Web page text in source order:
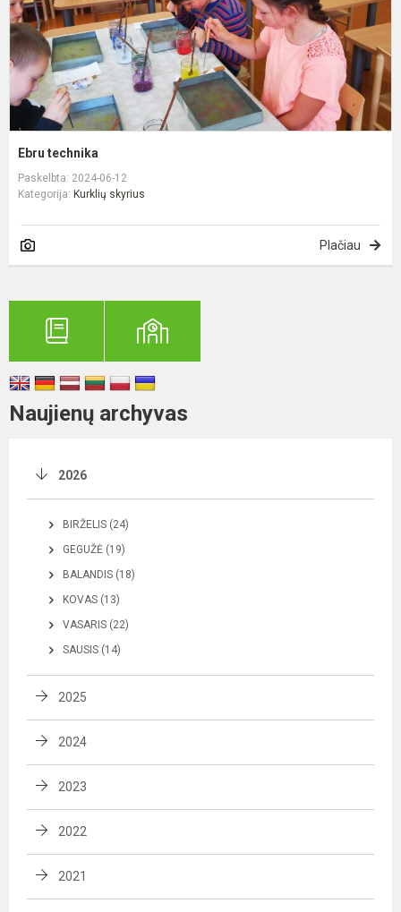
Ebru technika
Paskelbta: 2024-06-12
Kategorija: Kurklių skyrius
Plačiau
Naujienų archyvas
2026
BIRŽELIS (24)
GEGUŽĖ (19)
BALANDIS (18)
KOVAS (13)
VASARIS (22)
SAUSIS (14)
2025
2024
2023
2022
2021